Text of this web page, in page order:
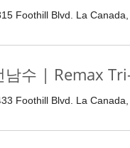
Foothill Blvd. La
남수 | Remax
Foothill Blvd. La